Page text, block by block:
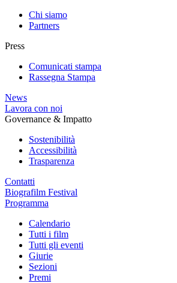
Chi siamo
Partners
Press
Comunicati stampa
Rassegna Stampa
News
Lavora con noi
Governance & Impatto
Sostenibilità
Accessibilità
Trasparenza
Contatti
Biografilm Festival
Programma
Calendario
Tutti i film
Tutti gli eventi
Giurie
Sezioni
Premi